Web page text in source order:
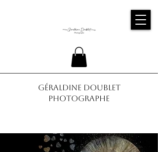
Géraldine Doublet
Photographe